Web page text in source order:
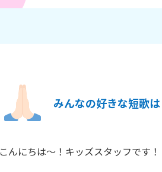
みんなの好きな短歌は
こんにちは～！キッズスタッフです！